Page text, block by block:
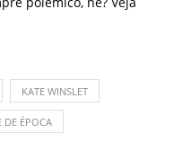
KATE WINSLET
DE ÉPOCA